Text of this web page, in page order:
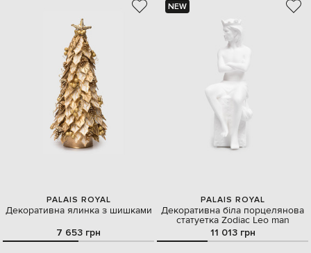
PALAIS ROYAL
Декоративна ялинка з шишками
7 653 грн
NEW
PALAIS ROYAL
Декоративна біла порцелянова
статуетка Zodiac Leo man
11 013 грн